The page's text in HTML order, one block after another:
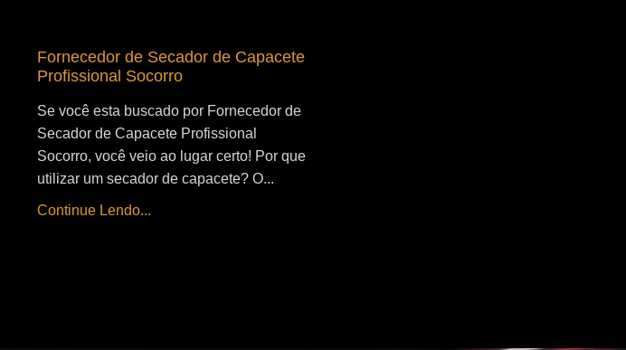
Fornecedor de Secador de Capacete
Profissional Socorro
Se você esta buscado por Fornecedor de
Secador de Capacete Profissional
Socorro, você veio ao lugar certo! Por que
utilizar um secador de capacete? O...
Continue Lendo...